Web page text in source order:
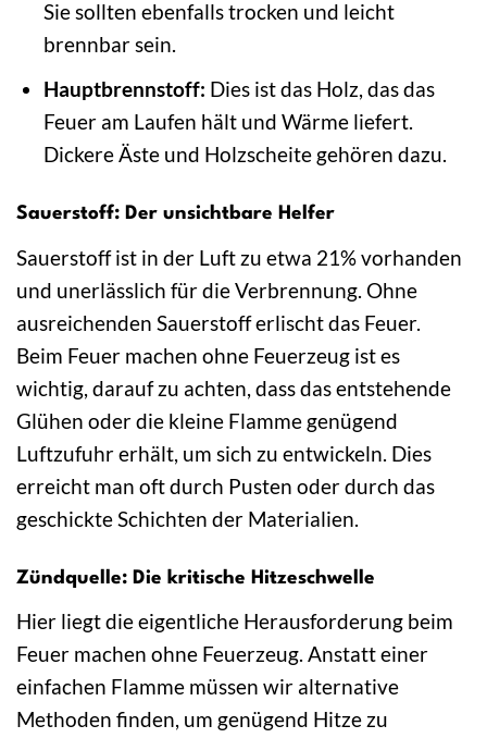
Sie sollten ebenfalls trocken und leicht
brennbar sein.
Hauptbrennstoff: Dies ist das Holz, das das
Feuer am Laufen hält und Wärme liefert.
Dickere Äste und Holzscheite gehören dazu.
Sauerstoff: Der unsichtbare Helfer
Sauerstoff ist in der Luft zu etwa 21% vorhanden
und unerlässlich für die Verbrennung. Ohne
ausreichenden Sauerstoff erlischt das Feuer.
Beim Feuer machen ohne Feuerzeug ist es
wichtig, darauf zu achten, dass das entstehende
Glühen oder die kleine Flamme genügend
Luftzufuhr erhält, um sich zu entwickeln. Dies
erreicht man oft durch Pusten oder durch das
geschickte Schichten der Materialien.
Zündquelle: Die kritische Hitzeschwelle
Hier liegt die eigentliche Herausforderung beim
Feuer machen ohne Feuerzeug. Anstatt einer
einfachen Flamme müssen wir alternative
Methoden finden, um genügend Hitze zu